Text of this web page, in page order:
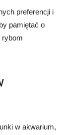
preferencji i
pamiętać o
rybom
w akwarium,